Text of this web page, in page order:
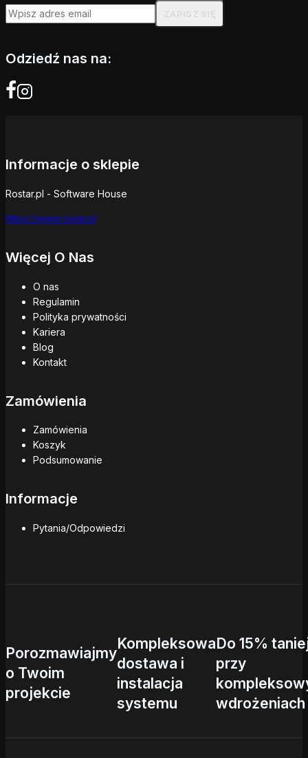
Odziedź nas na:
Informacje o sklepie
Rostar.pl - Software House
https://www.rostar.pl
Więcej O Nas
O nas
Regulamin
Polityka prywatności
Kariera
Blog
Kontakt
Zamówienia
Zamówienia
Koszyk
Podsumowanie
Informacje
Pytania/Odpowiedzi
Porozmawiajmy
o Twoim
projekcie
Kompleksowa
dostawa i
instalacja
systemu
Do 15%
przy
wdrożeniach